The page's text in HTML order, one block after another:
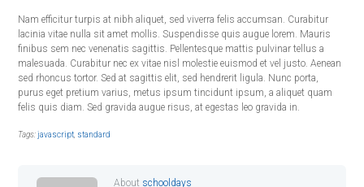
Nam efficitur turpis at nibh aliquet, sed viverra felis accumsan. Curabitur
lacinia vitae nulla sit amet mollis. Suspendisse quis augue lorem. Mauris
finibus sem nec venenatis sagittis. Pellentesque mattis pulvinar tellus a
malesuada. Curabitur nec ex vitae nisl molestie euismod et vel justo. Aenean
sed rhoncus tortor. Sed at sagittis elit, sed hendrerit ligula. Nunc porta,
purus eget pretium varius, metus ipsum tincidunt ipsum, a aliquet quam
felis quis diam. Sed gravida augue risus, at egestas leo gravida in.
Tags:javascript standard
About schooldays